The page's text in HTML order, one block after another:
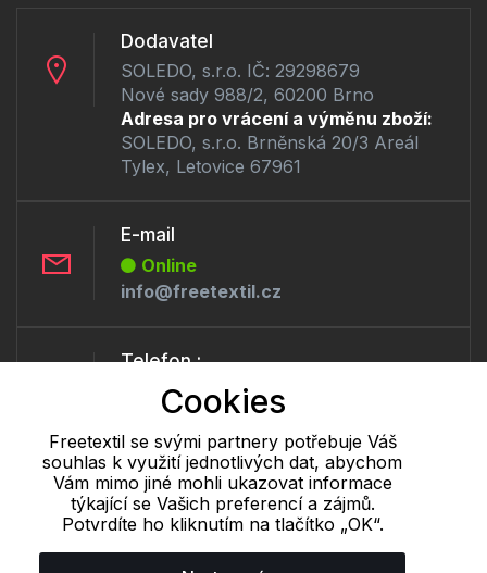
Dodavatel
SOLEDO, s.r.o. IČ: 29298679
Nové sady 988/2, 60200 Brno
Adresa pro vrácení a výměnu zboží:
SOLEDO, s.r.o. Brněnská 20/3 Areál
Tylex, Letovice 67961
E-mail
Online
info@freetextil.cz
Telefon :
Offline
+420 530 334 460
Cookie - podrobné nastavení| Další informace|Ochrana osobních
Cookies
Freetextil se svými partnery potřebuje Váš
souhlas k využití jednotlivých dat, abychom
Vám mimo jiné mohli ukazovat informace
týkající se Vašich preferencí a zájmů.
Potvrdíte ho kliknutím na tlačítko „OK“.